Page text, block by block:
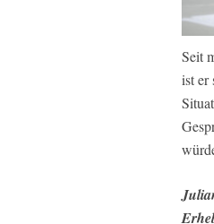
Seit
ist er